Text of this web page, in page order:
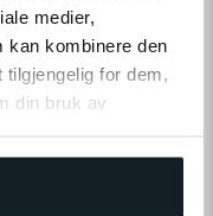
medier,
kan kombinere den
tilgjengelig for dem,
din bruk av